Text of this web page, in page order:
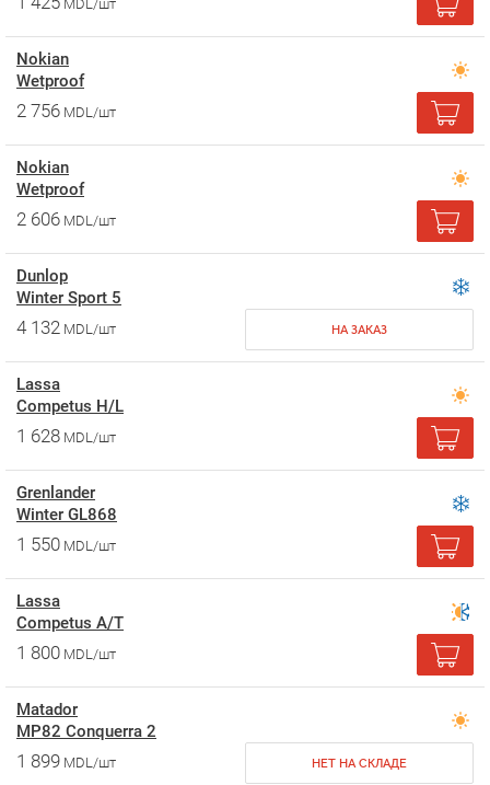
MDL/шт
Nokian
Wetproof
2 756 MDL/шт
Nokian
Wetproof
2 606 MDL/шт
Dunlop
Winter Sport 5
4 132 MDL/шт НА ЗАКАЗ
Lassa
Competus H/L
1 628 MDL/шт
Grenlander
Winter GL868
1 550 MDL/шт
Lassa
Competus A/T
1 800 MDL/шт
Matador
MP82 Conquerra 2
1 899 MDL/шт НЕТ НА СКЛАДЕ